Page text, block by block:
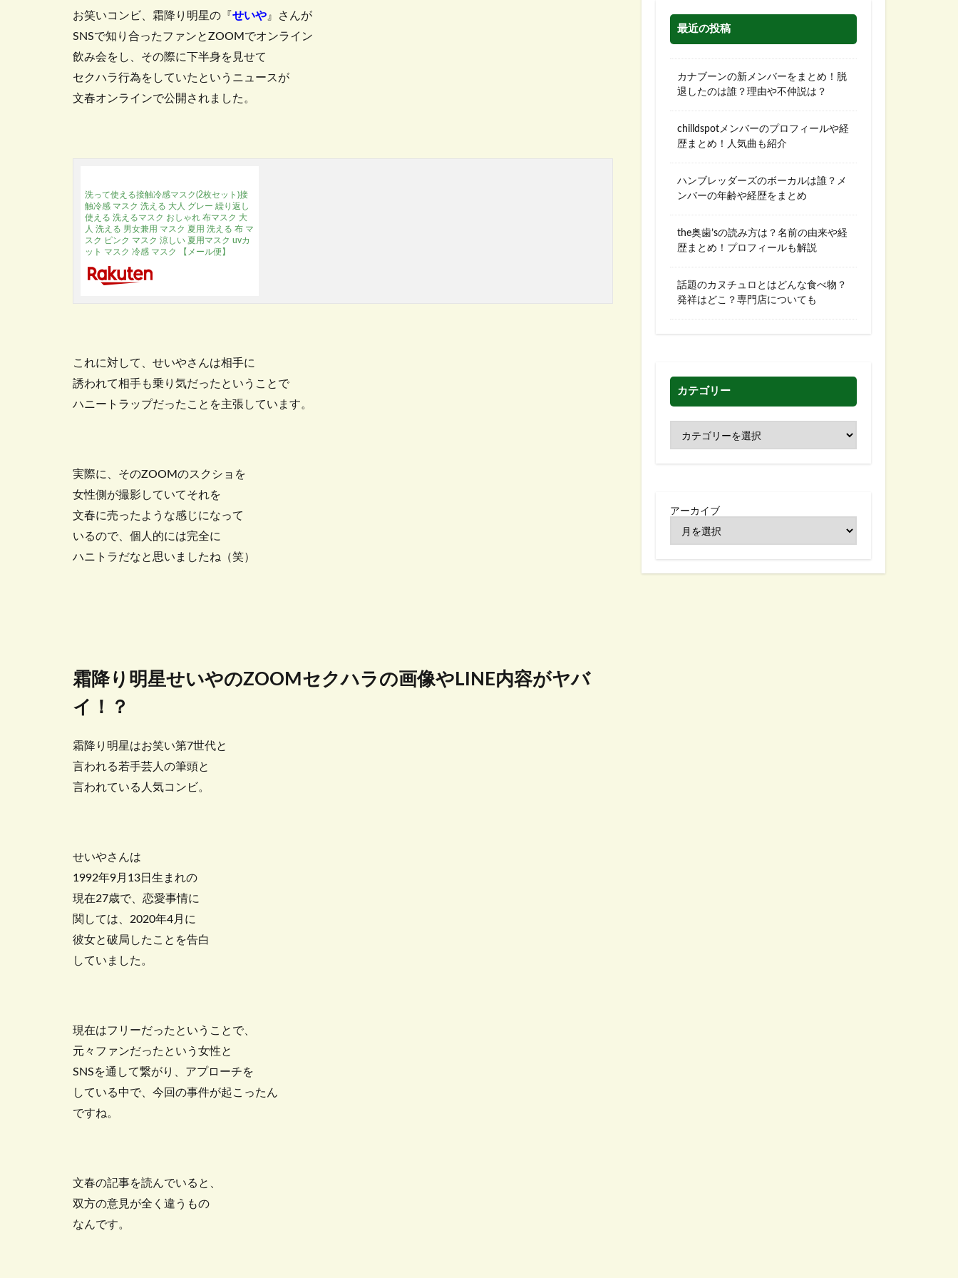
お笑いコンビ、霜降り明星の『 せいや』さんが
SNSで知り合ったファンとZOOMでオンライン
飲み会をし、その際に下半身を見せて
セクハラ行為をしていたというニュースが
文春オンラインで公開されました。
洗って使える接触冷感マスク(2枚セット)接
触冷感 マスク 洗える 大人 グレー 繰り返し
使える 洗えるマスク おしゃれ 布マスク 大
人 洗える 男女兼用 マスク 夏用 洗える 布 マ
スク ピンク マスク 涼しい 夏用マスク uvカ
ット マスク 冷感 マスク 【メール便】
これに対して、せいやさんは相手に
誘われて相手も乗り気だったということで
ハニートラップだったことを主張しています。
実際に、そのZOOMのスクショを
女性側が撮影していてそれを
文春に売ったような感じになって
いるので、個人的には完全に
ハニトラだなと思いましたね（笑）
霜降り明星せいやのZOOMセクハラの画像やLINE内容がヤバ
イ！？
霜降り明星はお笑い第7世代と
言われる若手芸人の筆頭と
言われている人気コンビ。
せいやさんは
1992年9月13日生まれの
現在27歳で、恋愛事情に
関しては、2020年4月に
彼女と破局したことを告白
していました。
現在はフリーだったということで、
元々ファンだったという女性と
SNSを通して繋がり、アプローチを
している中で、今回の事件が起こったん
ですね。
文春の記事を読んでいると、
双方の意見が全く違うもの
なんです。
最近の投稿
カナブーンの新メンバーをまとめ！脱
退したのは誰？理由や不仲説は？
chilldspotメンバーのプロフィールや経
歴まとめ！人気曲も紹介
ハンブレッダーズのボーカルは誰？メ
ンバーの年齢や経歴をまとめ
the奥歯’sの読み方は？名前の由来や経
歴まとめ！プロフィールも解説
話題のカヌチュロとはどんな食べ物？
発祥はどこ？専門店についても
カテゴリー
アーカイブ